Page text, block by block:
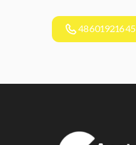
48601921645